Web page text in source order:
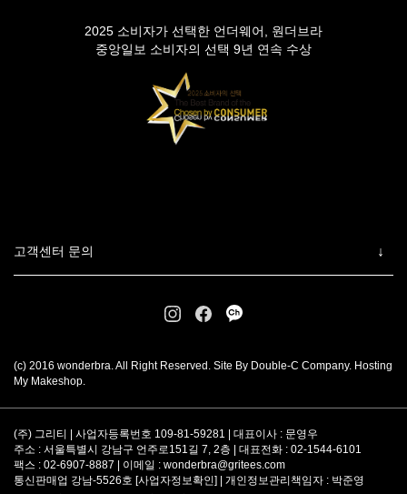
2025 소비자가 선택한 언더웨어, 원더브라
중앙일보 소비자의 선택 9년 연속 수상
고객센터 문의
(c) 2016 wonderbra. All Right Reserved. Site By Double-C Company. Hosting
My Makeshop.
(주) 그리티 | 사업자등록번호 109-81-59281 | 대표이사 : 문영우
주소 : 서울특별시 강남구 언주로151길 7, 2층 | 대표전화 : 02-1544-6101
팩스 : 02-6907-8887 | 이메일 : wonderbra@gritees.com
통신판매업 강남-5526호 [사업자정보확인] | 개인정보관리책임자 : 박준영